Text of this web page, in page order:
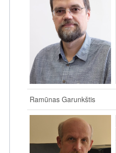
Ramūnas Garunkštis